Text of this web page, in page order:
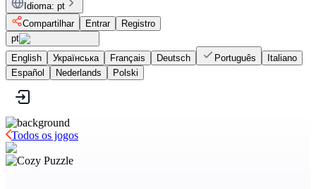
Idioma: pt
Compartilhar
Entrar
Registro
pt
English
Українська Français Deutsch Português
Italiano
Español
Nederlands Polski
Todos os jogos